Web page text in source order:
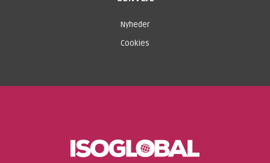
Nyheder
Cookies